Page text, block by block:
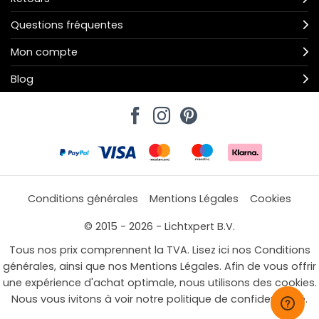
Questions fréquentes
Mon compte
Blog
Conditions générales Mentions Légales
Cookies
© 2015 - 2026 - Lichtxpert B.V.
Tous nos prix comprennent la TVA. Lisez ici nos Conditions
générales, ainsi que nos Mentions Légales. Afin de vous offrir
une expérience d'achat optimale, nous utilisons des cookies.
Nous vous ivitons à voir notre politique de confidentialité.